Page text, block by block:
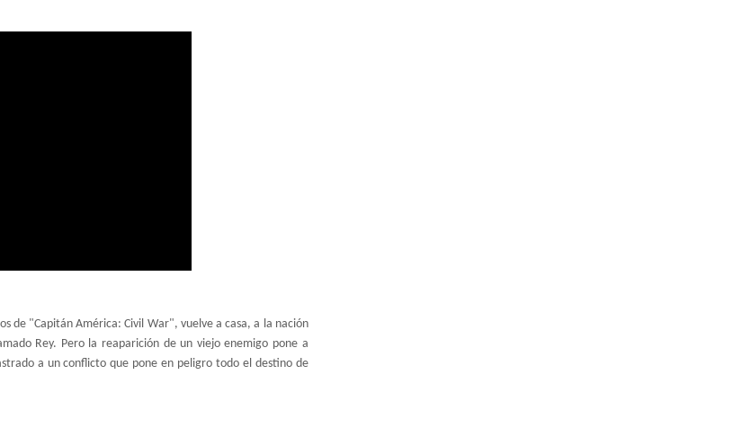
de "Capitán América: Civil War", vuelve a casa, a la nación
Rey. Pero la reaparición de un viejo enemigo pone a
a un conflicto que pone en peligro todo el destino de